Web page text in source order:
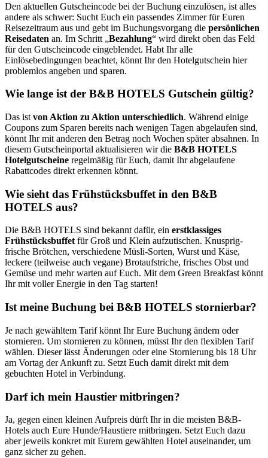
Den aktuellen Gutscheincode bei der Buchung einzulösen, ist alles
andere als schwer: Sucht Euch ein passendes Zimmer für Euren
Reisezeitraum aus und gebt im Buchungsvorgang die persönlichen
Reisedaten an. Im Schritt „Bezahlung“ wird direkt oben das Feld
für den Gutscheincode eingeblendet. Habt Ihr alle
Einlösebedingungen beachtet, könnt Ihr den Hotelgutschein hier
problemlos angeben und sparen.
Wie lange ist der B&B HOTELS Gutschein gültig?
Das ist von Aktion zu Aktion unterschiedlich. Während einige
Coupons zum Sparen bereits nach wenigen Tagen abgelaufen sind,
könnt Ihr mit anderen den Betrag noch Wochen später absahnen. In
diesem Gutscheinportal aktualisieren wir die B&B HOTELS
Hotelgutscheine regelmäßig für Euch, damit Ihr abgelaufene
Rabattcodes direkt erkennen könnt.
Wie sieht das Frühstücksbuffet in den B&B
HOTELS aus?
Die B&B HOTELS sind bekannt dafür, ein erstklassiges
Frühstücksbuffetfür Groß und Klein aufzutischen. Knusprig-
frische Brötchen, verschiedene Müsli-Sorten, Wurst und Käse,
leckere (teilweise auch vegane) Brotaufstriche, frisches Obst und
Gemüse und mehr warten auf Euch. Mit dem Green Breakfast könnt
Ihr mit voller Energie in den Tag starten!
Ist meine Buchung bei B&B HOTELS stornierbar?
Je nach gewähltem Tarif könnt Ihr Eure Buchung ändern oder
stornieren. Um stornieren zu können, müsst Ihr den flexiblen Tarif
wählen. Dieser lässt Änderungen oder eine Stornierung bis 18 Uhr
am Vortag der Ankunft zu. Setzt Euch damit direkt mit dem
gebuchten Hotel in Verbindung.
Darf ich mein Haustier mitbringen?
Ja, gegen einen kleinen Aufpreis dürft Ihr in die meisten B&B-
Hotels auch Eure Hunde/Haustiere mitbringen. Setzt Euch dazu
aber jeweils konkret mit Eurem gewählten Hotel auseinander, um
ganz sicher zu gehen.